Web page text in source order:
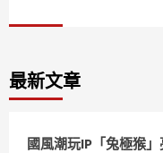
最新文章
國風潮玩IP「兔極猴